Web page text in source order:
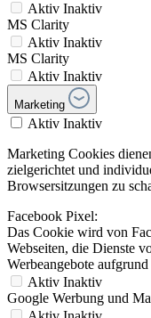
Aktiv Inaktiv
MS Clarity
Aktiv Inaktiv
MS Clarity
Aktiv Inaktiv
Marketing
Aktiv Inaktiv
Marketing Cookies
zielgerichtet und
Browsersitzungen zu
Facebook Pixel:
Das Cookie wird von
Webseiten, die Dienste
Werbeangebote
Aktiv Inaktiv
Google Werbung und